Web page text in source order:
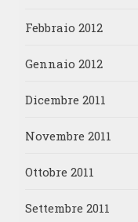
Febbraio 2012
Gennaio 2012
Dicembre 2011
Novembre 2011
Ottobre 2011
Settembre 2011